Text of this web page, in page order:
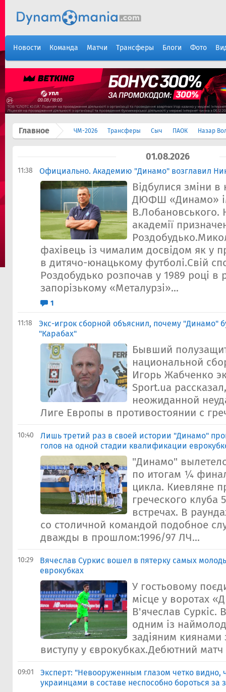
Новости Команда Матчи Трансферы Блоги Фото
Главное ЧМ-2026 Трансферы Сыч ПАОК Назар
01.08.2026
11:38 Официально. Академию "Динамо" возглавил
Відбулися зміни в
ДЮФШ «Динамо»
академії
фахівець із чималим досвідом як у
в дитячо-юнацькому футболі.Свій
Роздобудько розпочав у 1989 році в
запорізькому «Металурзі»...
1
11:18
Экс-игрок сборной объяснил, почему "Динамо"
"Карабах"
Бывший
национальной
Игорь Жабченко
Sport.ua
неожиданной
Лиге Европы в противостоянии с
10:40
Лишь третий раз в своей истории "Динамо"
голов на одной стадии квалификации
"Динамо"
по итогам ¼
цикла. Киевляне
греческого клуба
встречах. В
со столичной командой подобное
дважды в прошлом:1996/97 ЛЧ...
10:29
Вячеслав Суркис вошел в пятерку самых
еврокубках
У гостьовому
місце у воротах
В'ячеслав Суркіс.
одним із
задіяним киянами
виступу у єврокубках.Дебютний
09:01
Эксперт: "Невооруженным глазом четко видно,
украинцами в составе неспособно бороться за